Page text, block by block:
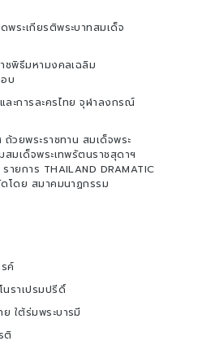
พระเกียรติพระบาทสมเด็จ
ชพิธีมหามงคลเฉลิม
บ
ะการละครไทย จุฬาลงกรณ์
ถ้วยพระราชทาน สมเด็จพระ
สมเด็จพระเทพรัตนราชสุดาฯ
ายการ THAILAND DRAMATIC
โดย สมาคมนาฏกรรม
ค์
ราเปรมปรีดิ์
ใต้ร่มพระบารมี
ติ